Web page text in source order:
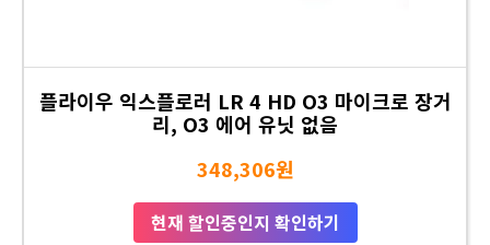
플라이우 익스플로러 LR 4 HD O3 마이크로 장거
리, O3 에어 유닛 없음
348,306원
현재 할인중인지 확인하기